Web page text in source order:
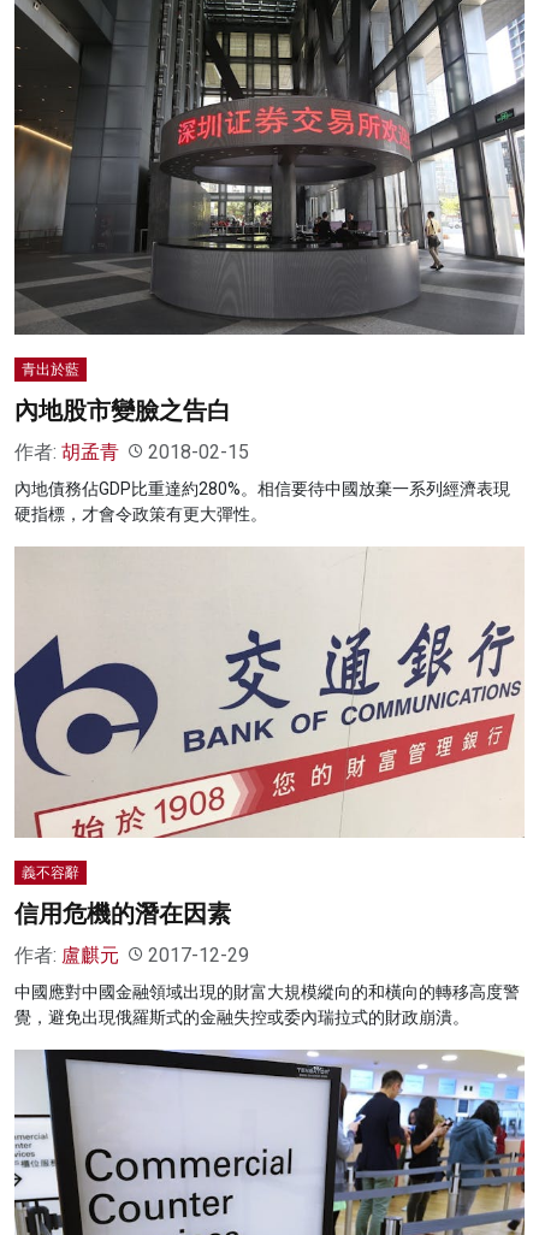
青出於藍
內地股市變臉之告白
作者: 胡孟青 2018-02-15
內地債務佔GDP比重達約280%。相信要待中國放棄一系列經濟表現
硬指標，才會令政策有更大彈性。
義不容辭
信用危機的潛在因素
作者: 盧麒元 2017-12-29
中國應對中國金融領域出現的財富大規模縱向的和橫向的轉移高度警
覺，避免出現俄羅斯式的金融失控或委內瑞拉式的財政崩潰。